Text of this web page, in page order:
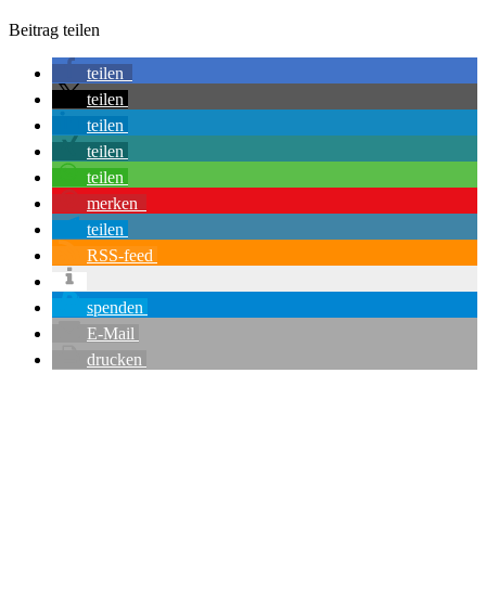
Beitrag teilen
teilen
teilen
teilen
teilen
teilen
merken
teilen
RSS-feed
spenden
E-Mail
drucken